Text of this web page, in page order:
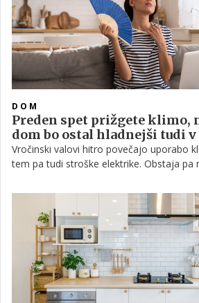
DOM
Preden spet prižgete klimo,
dom bo ostal hladnejši tudi
Vročinski valovi hitro povečajo uporabo
tem pa tudi stroške elektrike. Obstaja pa
vključimo manj pogosto, ne da bi se